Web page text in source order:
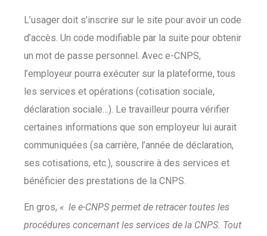
L’usager doit s’inscrire sur le site pour avoir un code
d’accès. Un code modifiable par la suite pour obtenir
un mot de passe personnel. Avec e-CNPS,
l’employeur pourra exécuter sur la plateforme, tous
les services et opérations (cotisation sociale,
déclaration sociale…). Le travailleur pourra vérifier
certaines informations que son employeur lui aurait
communiquées (sa carrière, l’année de déclaration,
ses cotisations, etc.), souscrire à des services et
bénéficier des prestations de la CNPS.
En gros, « le e-CNPS permet de retracer toutes les
procédures concernant les services de la CNPS. Tout